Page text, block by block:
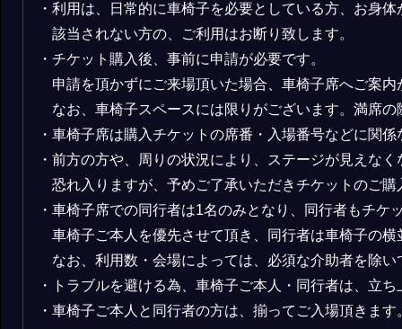
・利用は、日常的に車椅子を必要としている方、お身
該当されない方の、ご利用はお断り致します。
・チケット購入後、事前に申請が必要です。
申請を頂かずにご来場頂いた場合、車椅子席へご案内
なお、車椅子スペースには限りがございます。満席
・車椅子席は購入チケットの席番・入場番号などに関
・前方の方や、周りの状況により、ステージが見えな
恐れ入りますが、予めご了承いただきチケットのご購
・車椅子席での同行者は1名のみとなり、同行者もチケ
車椅子ご本人を優先させて頂き、同行者は車椅子の
なお、利用数・会場によっては、必須な介助者を除
・トラブルを避ける為、車椅子ご本人・同行者は、立
・車椅子ご本人と同行者の方は、揃ってご入場頂きます